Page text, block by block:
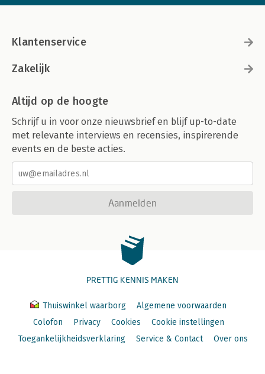
Klantenservice
Zakelijk
Altijd op de hoogte
Schrijf u in voor onze nieuwsbrief en blijf up-to-date
met relevante interviews en recensies, inspirerende
events en de beste acties.
Aanmelden
PRETTIG KENNIS MAKEN
Thuiswinkel waarborg
Algemene voorwaarden
Colofon
Privacy Cookies
Cookie instellingen
Toegankelijkheidsverklaring
Service & Contact Over ons